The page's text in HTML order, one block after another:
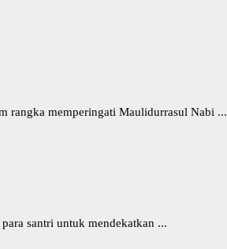
rangka memperingati Maulidurrasul Nabi ...
santri untuk mendekatkan ...